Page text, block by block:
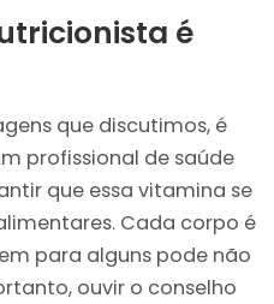
é
que discutimos, é
profissional de saúde
que essa vitamina se
Cada corpo é
para alguns pode não
ouvir o conselho